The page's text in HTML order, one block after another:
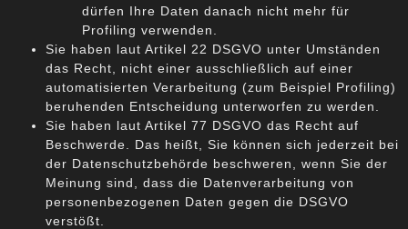
dürfen Ihre Daten danach nicht mehr für
Profiling verwenden.
Sie haben laut Artikel 22 DSGVO unter Umständen
das Recht, nicht einer ausschließlich auf einer
automatisierten Verarbeitung (zum Beispiel Profiling)
beruhenden Entscheidung unterworfen zu werden.
Sie haben laut Artikel 77 DSGVO das Recht auf
Beschwerde. Das heißt, Sie können sich jederzeit bei
der Datenschutzbehörde beschweren, wenn Sie der
Meinung sind, dass die Datenverarbeitung von
personenbezogenen Daten gegen die DSGVO
verstößt.